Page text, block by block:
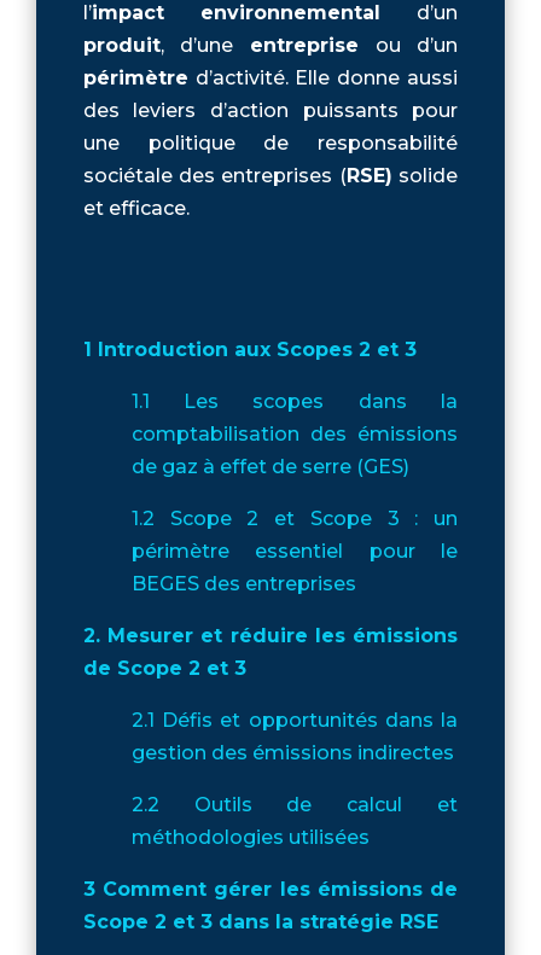
l’impact environnemental d’un
produit, d’une entreprise ou d’un
périmètre d’activité. Elle donne aussi
des leviers d’action puissants pour
une politique de responsabilité
sociétale des entreprises (RSE) solide
et efficace.
1 Introduction aux Scopes 2 et 3
1.1 Les scopes dans la
comptabilisation des émissions
de gaz à effet de serre (GES)
1.2 Scope 2 et Scope 3 : un
périmètre essentiel pour le
BEGES des entreprises
2. Mesurer et réduire les émissions
de Scope 2 et 3
2.1 Défis et opportunités dans la
gestion des émissions indirectes
2.2 Outils de calcul et
méthodologies utilisées
3 Comment gérer les émissions de
Scope 2 et 3 dans la stratégie RSE